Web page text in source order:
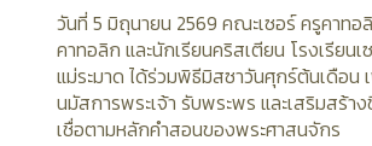
วันที่ 5 มิถุนายน 2569 คณะเซอร์ ครูคาทอ
คาทอลิก และนักเรียนคริสเตียน โรงเรียน
แม่ระมาด ได้ร่วมพิธีมิสซาวันศุกร์ต้นเดือน
นมัสการพระเจ้า รับพระพร และเสริมสร้า
เชื่อตามหลักคำสอนของพระศาสนจักร